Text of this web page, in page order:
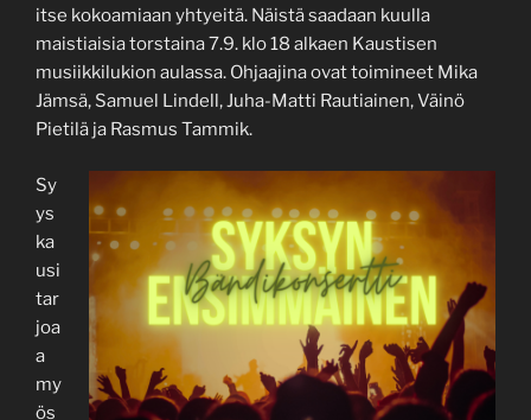
itse kokoamiaan yhtyeitä. Näistä saadaan kuulla
maistiaisia torstaina 7.9. klo 18 alkaen Kaustisen
musiikkilukion aulassa. Ohjaajina ovat toimineet Mika
Jämsä, Samuel Lindell, Juha-Matti Rautiainen, Väinö
Pietilä ja Rasmus Tammik.
Sy
ys
ka
usi
tar
joa
a
my
ös